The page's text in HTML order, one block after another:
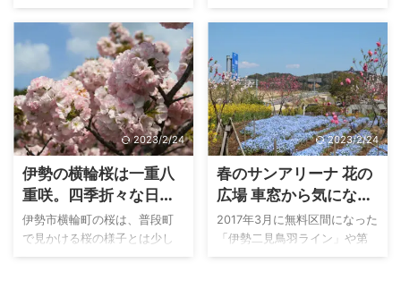
県伊勢市の有名な桜スポット
といえば、 宮川堤の桜並木 五
十鈴川の桜並木 横輪町の横輪
桜 を、まず思い浮かべます。
今回ご紹介するのは、そんな
伊勢市の3大桜スポット...では
ない知る人ぞ知るちょっとコ
アな桜スポット「 旧豊宮崎文
庫」です。しかも、伊勢市横
輪町の横輪桜と同じく、珍し
い桜「オヤネザクラ」を観賞
できてしまいます。 本記事で
は、 旧豊宮崎文庫の紹介やオ
曲したカーブ沿いには、春終
す。 場所は伊勢市津村町の花
開道（はなかいどう）。 春の
始まりを告げる梅や桜とはま
た違った、お花見を存分に楽
しめるスポットとして年々訪
れる人も急増中です。 本記事
では、花開道のことや咲き乱
れる花々の紹介をしていきま
す。伊勢志摩に暮らす方はも
ちろんのこと、春終盤に伊勢
2023/2/24
伊勢の横輪桜は一重八
重咲。四季折々な日本
の原風景がここに。
伊勢市横輪町の桜は、普段町
で見かける桜の様子とは少し
異なっていました。 ボンボン
2023/2/24
春のサンアリーナ 花の
広場 車窓から気になる
色鮮やかな花々たち
2017年3月に無料区間になった
「伊勢二見鳥羽ライン」や第
２伊勢道路は、とっても便